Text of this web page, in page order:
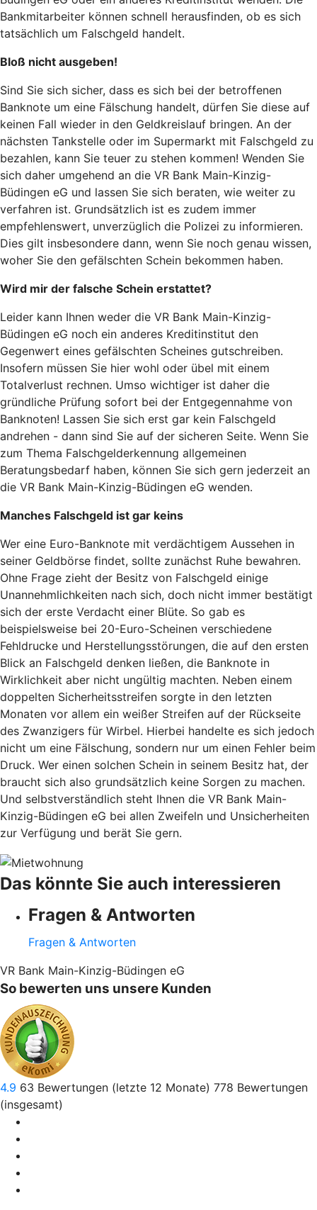
Bankmitarbeiter können schnell herausfinden, ob es sich
tatsächlich um Falschgeld handelt.
Bloß nicht ausgeben!
Sind Sie sich sicher, dass es sich bei der betroffenen
Banknote um eine Fälschung handelt, dürfen Sie diese auf
keinen Fall wieder in den Geldkreislauf bringen. An der
nächsten Tankstelle oder im Supermarkt mit Falschgeld zu
bezahlen, kann Sie teuer zu stehen kommen! Wenden Sie
sich daher umgehend an die VR Bank Main-Kinzig-
Büdingen eG und lassen Sie sich beraten, wie weiter zu
verfahren ist. Grundsätzlich ist es zudem immer
empfehlenswert, unverzüglich die Polizei zu informieren.
Dies gilt insbesondere dann, wenn Sie noch genau wissen,
woher Sie den gefälschten Schein bekommen haben.
Wird mir der falsche Schein erstattet?
Leider kann Ihnen weder die VR Bank Main-Kinzig-
Büdingen eG noch ein anderes Kreditinstitut den
Gegenwert eines gefälschten Scheines gutschreiben.
Insofern müssen Sie hier wohl oder übel mit einem
Totalverlust rechnen. Umso wichtiger ist daher die
gründliche Prüfung sofort bei der Entgegennahme von
Banknoten! Lassen Sie sich erst gar kein Falschgeld
andrehen - dann sind Sie auf der sicheren Seite. Wenn Sie
zum Thema Falschgelderkennung allgemeinen
Beratungsbedarf haben, können Sie sich gern jederzeit an
die VR Bank Main-Kinzig-Büdingen eG wenden.
Manches Falschgeld ist gar keins
Wer eine Euro-Banknote mit verdächtigem Aussehen in
seiner Geldbörse findet, sollte zunächst Ruhe bewahren.
Ohne Frage zieht der Besitz von Falschgeld einige
Unannehmlichkeiten nach sich, doch nicht immer bestätigt
sich der erste Verdacht einer Blüte. So gab es
beispielsweise bei 20-Euro-Scheinen verschiedene
Fehldrucke und Herstellungsstörungen, die auf den ersten
Blick an Falschgeld denken ließen, die Banknote in
Wirklichkeit aber nicht ungültig machten. Neben einem
doppelten Sicherheitsstreifen sorgte in den letzten
Monaten vor allem ein weißer Streifen auf der Rückseite
des Zwanzigers für Wirbel. Hierbei handelte es sich jedoch
nicht um eine Fälschung, sondern nur um einen Fehler beim
Druck. Wer einen solchen Schein in seinem Besitz hat, der
braucht sich also grundsätzlich keine Sorgen zu machen.
Und selbstverständlich steht Ihnen die VR Bank Main-
Kinzig-Büdingen eG bei allen Zweifeln und Unsicherheiten
zur Verfügung und berät Sie gern.
Das könnte Sie auch interessieren
Fragen & Antworten
Fragen & Antworten
VR Bank Main-Kinzig-Büdingen eG
So bewerten uns unsere Kunden
4.9 63 Bewertungen (letzte 12 Monate) 778 Bewertungen
(insgesamt)